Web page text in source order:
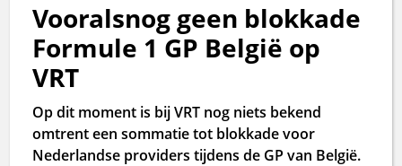
Vooralsnog geen blokkade
Formule 1 GP België op
VRT
Op dit moment is bij VRT nog niets bekend
omtrent een sommatie tot blokkade voor
Nederlandse providers tijdens de GP van België.